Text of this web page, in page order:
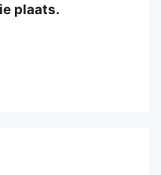
plaats.